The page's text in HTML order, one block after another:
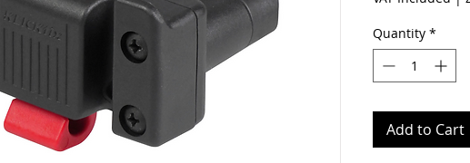
Quantity *
Add to Cart